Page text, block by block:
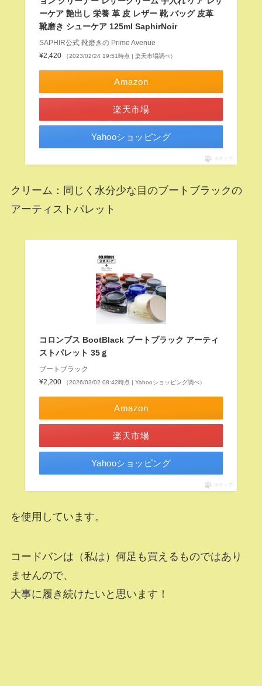
ーケア 艶出し 栄養 革 皮 レザー 靴 バッグ 皮革
靴磨き シューケア 125ml SaphirNoir
SAPHIR公式 靴磨きの Prime Avenue
¥2,420
（2023/02/24 19:51時点 | 楽天市場調べ）
Amazon
楽天市場
Yahooショッピング
ポチップ
クリーム：同じく水分少な目のブートブラックの
アーティストパレット
コロンブス BootBlack ブートブラック アーティ
ストパレット 35ｇ
ブートブラック
¥2,200
（2026/03/02 08:42時点 | Yahooショッピング調べ）
Amazon
楽天市場
Yahooショッピング
ポチップ
を使用しています。
コードバンは（私は）何足も買えるものではあり
ませんので、
大事に履き続けたいと思います！